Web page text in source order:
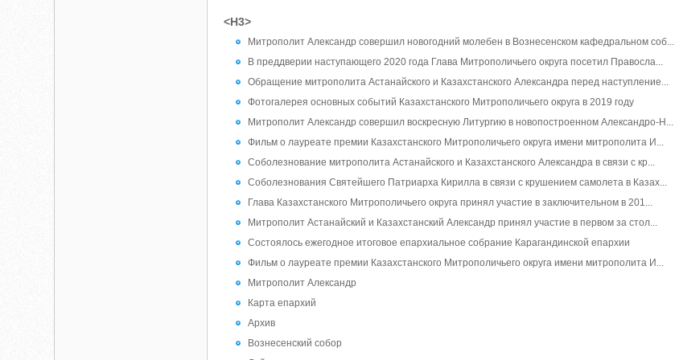
<H3>
Митрополит Александр совершил новогодний молебен в Вознесенском кафедральном соб...
В преддверии наступающего 2020 года Глава Митрополичьего округа посетил Правосла...
Обращение митрополита Астанайского и Казахстанского Александра перед наступление...
Фотогалерея основных событий Казахстанского Митрополичьего округа в 2019 году
Митрополит Александр совершил воскресную Литургию в новопостроенном Александро-Н...
Фильм о лауреате премии Казахстанского Митрополичьего округа имени митрополита И...
Соболезнование митрополита Астанайского и Казахстанского Александра в связи с кр...
Соболезнования Святейшего Патриарха Кирилла в связи с крушением самолета в Казах...
Глава Казахстанского Митрополичьего округа принял участие в заключительном в 201...
Митрополит Астанайский и Казахстанский Александр принял участие в первом за стол...
Состоялось ежегодное итоговое епархиальное собрание Карагандинской епархии
Фильм о лауреате премии Казахстанского Митрополичьего округа имени митрополита И...
Митрополит Александр
Карта епархий
Архив
Вознесенский собор